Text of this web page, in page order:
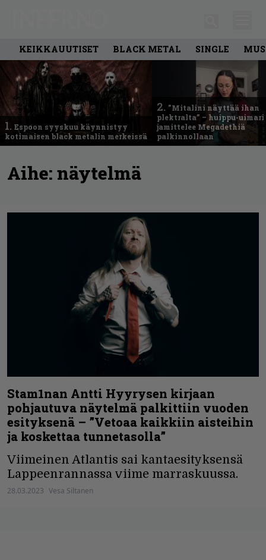
KEIKKAUUTISET BLACK METAL SINGLE
1. Espoon syyskuu käynnistyy
kotimaisen black metalin merkeissä
2. ”Mitalini näyttää ihan
plektralta” – huippu-uimari
jamittelee Megadethiä
palkinnollaan
Aihe: näytelmä
Stam1nan Antti Hyyrysen kirjaan
pohjautuva näytelmä palkittiin vuoden
esityksenä – ”Vetoaa kaikkiin aisteihin
ja koskettaa tunnetasolla”
Viimeinen Atlantis sai kantaesityksensä
Lappeenrannassa viime marraskuussa.
28.03.2023 Vesa Siltanen